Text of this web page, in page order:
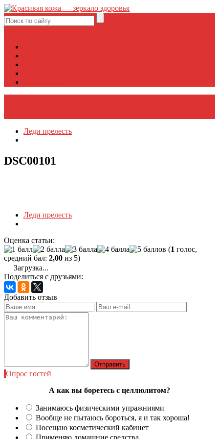
Леди прелесть
DSC00101
Леди прелесть
Оценка статьи:
(1 голос,
средний бал: 2,00 из 5)
Загрузка...
Поделиться с друзьями:
Добавить отзыв
Опрос гостей
А как вы боретесь с целлюлитом?
Занимаюсь физическими упражниями
Вообще не пытаюсь бороться, я и так хороша!
Посещаю косметический кабинет
Применяю домашние средства